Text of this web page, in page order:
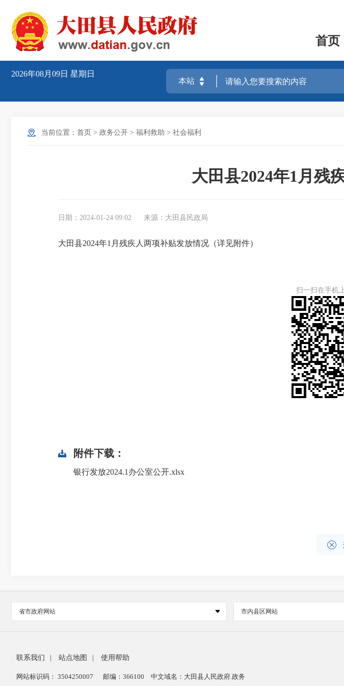
首页
2026年08月09日 星期日
当前位置： 首页 > 政务公开 > 福利救助 > 社会福利
大田县2024年1月残
日期：2024-01-24 09:02 来源：大田县民政局
大田县2024年1月残疾人两项补贴发放情况（详见附件）
扫一扫在手机
附件下载：
银行发放2024.1办公室公开.xlsx

省市政府网站 市内县区网站
联系我们 站点地图 使用帮助
网站标识码： 3504250007 邮编：366100 中文域名：大田县人民政府.政务